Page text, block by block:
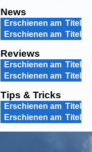
News
Erschienen am Titel
Erschienen am Titel
Reviews
Erschienen am Titel
Erschienen am Titel
Tips & Tricks
Erschienen am Titel
Erschienen am Titel